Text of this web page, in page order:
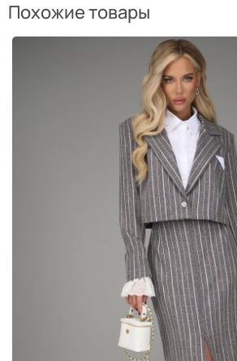
Похожие товары